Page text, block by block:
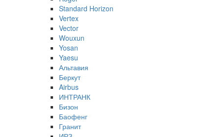
Standard Horizon
Vertex
Vector
Wouxun
Yosan
Yaesu
Альтавия
Беркут
Airbus
ИНТРАНК
Бизон
Баофенг
Гранит